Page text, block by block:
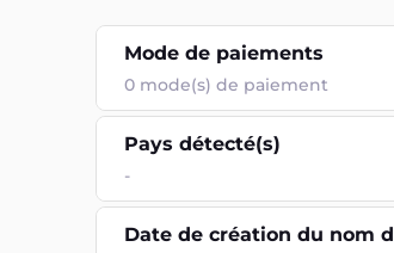
Mode de paiements
0 mode(s) de paiement
Pays détecté(s)
-
Date de création du nom